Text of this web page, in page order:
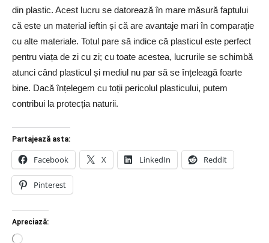
din plastic. Acest lucru se datorează în mare măsură faptului
că este un material ieftin și că are avantaje mari în comparație
cu alte materiale. Totul pare să indice că plasticul este perfect
pentru viața de zi cu zi; cu toate acestea, lucrurile se schimbă
atunci când plasticul și mediul nu par să se înțeleagă foarte
bine. Dacă înțelegem cu toții pericolul plasticului, putem
contribui la protecția naturii.
Partajează asta:
Facebook X LinkedIn Reddit
Pinterest
Apreciază:
Încarc...